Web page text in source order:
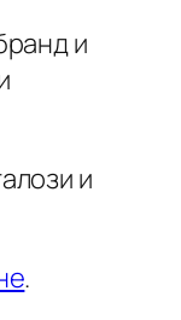
и
и
.